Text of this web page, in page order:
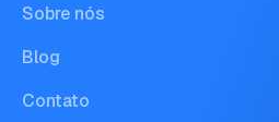
Sobre nós
Blog
Contato